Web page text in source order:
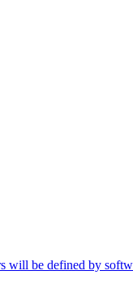
will be defined by